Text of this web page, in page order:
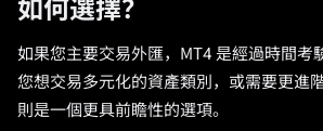
如何選擇？
如果您主要交易外匯，MT4 是經過時間考
您想交易多元化的資產類別，或需要更進
則是一個更具前瞻性的選項。